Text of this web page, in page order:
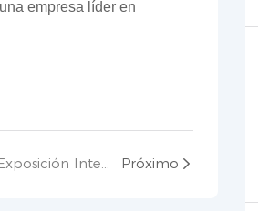
empresa líder en
Próximo